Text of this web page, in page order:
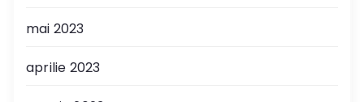
mai 2023
aprilie 2023